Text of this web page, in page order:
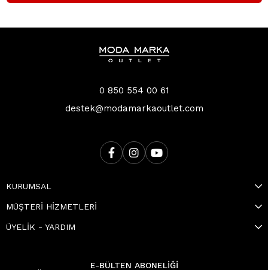
0 850 554 00 61
destek@modamarkaoutlet.com
KURUMSAL
MÜŞTERİ HİZMETLERİ
ÜYELİK - YARDIM
E-BÜLTEN ABONELİĞİ